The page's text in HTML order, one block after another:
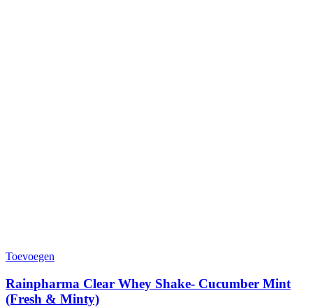
Toevoegen
Rainpharma Clear Whey Shake- Cucumber Mint
(Fresh & Minty)